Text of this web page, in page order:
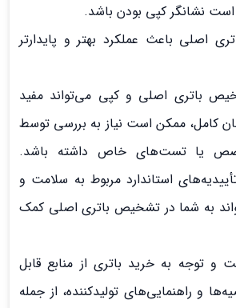
نشانگر کپی بودن باشد.
اصلی باعث عملکرد بهتر و پایدارتر
باتری اصلی و کپی می‌تواند مفید
کامل، ممکن است نیاز به بررسی توسط
یا تست‌های خاص داشته باشد.
استاندارد مربوط به سلامت و
به شما در تشخیص باتری اصلی کمک
و توجه به خرید باتری از منابع قابل
و راهنمایی‌های تولیدکننده، از جمله